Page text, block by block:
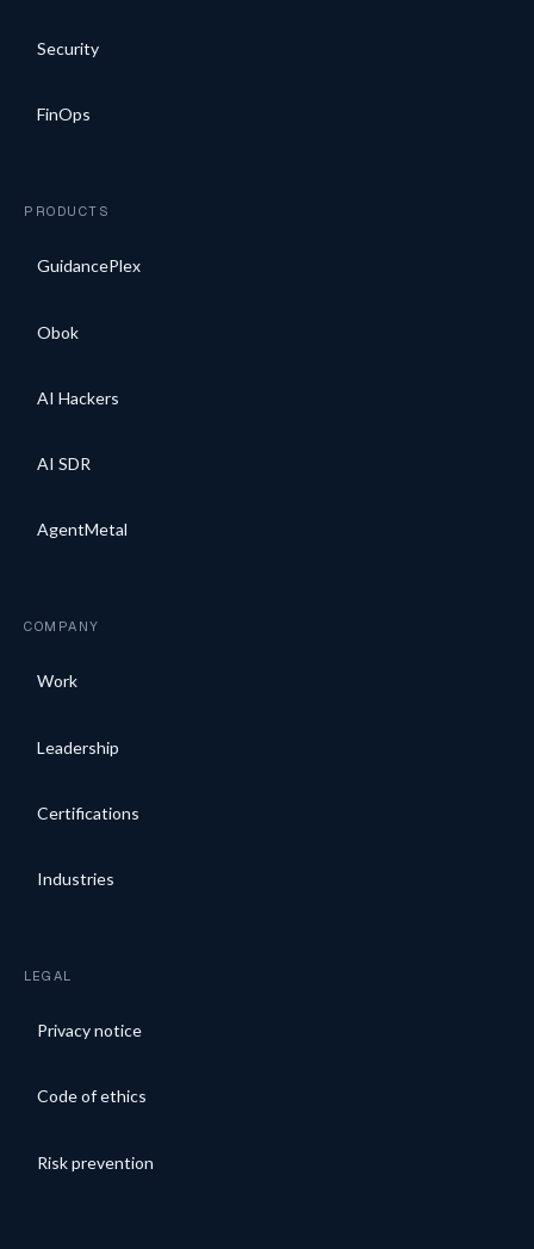
Security
FinOps
PRODUCTS
GuidancePlex
Obok
AI Hackers
AI SDR
AgentMetal
COMPANY
Work
Leadership
Certifications
Industries
LEGAL
Privacy notice
Code of ethics
Risk prevention